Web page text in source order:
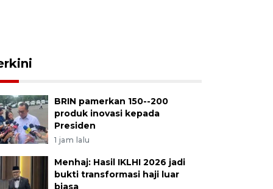
BRIN pamerkan 150--200
produk inovasi kepada
Presiden
1 jam lalu
Menhaj: Hasil IKLHI 2026 jadi
bukti transformasi haji luar
biasa